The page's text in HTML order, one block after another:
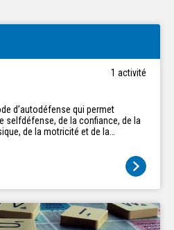
1 activité
d’autodéfense qui permet
selfdéfense, de la confiance, de la
de la motricité et de la